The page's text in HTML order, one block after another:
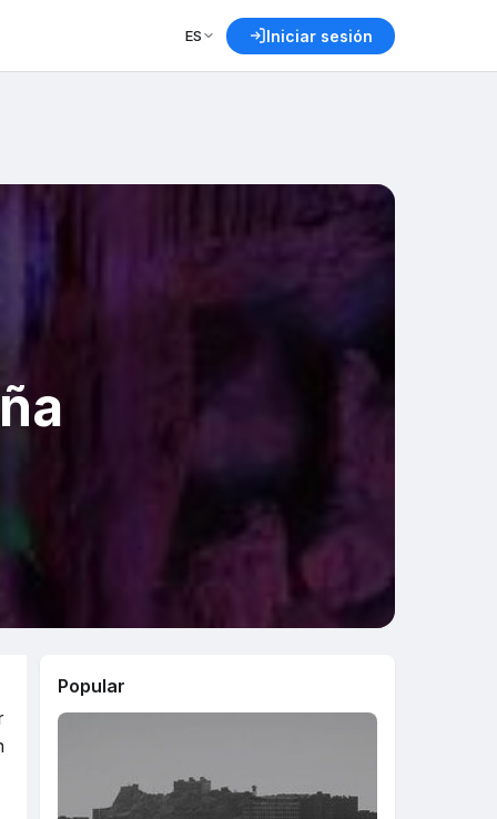
ES Iniciar sesión
Popular